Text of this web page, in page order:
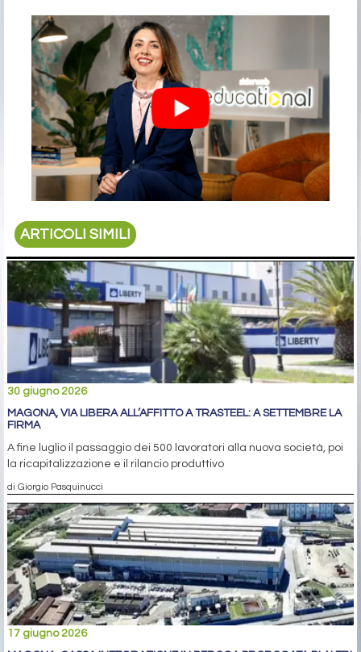
ARTICOLI SIMILI
30 giugno 2026
MAGONA, VIA LIBERA ALL’AFFITTO A TRASTEEL: A SETTEMBRE LA
FIRMA
A fine luglio il passaggio dei 500 lavoratori alla nuova società, poi
la ricapitalizzazione e il rilancio produttivo
di Giorgio Pasquinucci
17 giugno 2026